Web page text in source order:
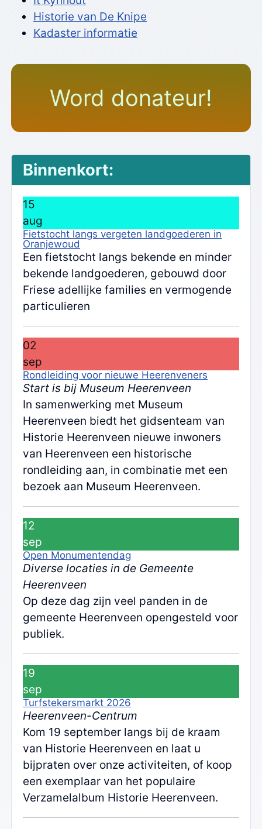
Historie van De Knipe
Kadaster informatie
Word donateur!
Binnenkort:
15
aug
Fietstocht langs vergeten landgoederen in
Oranjewoud
Een fietstocht langs bekende en minder
bekende landgoederen, gebouwd door
Friese adellijke families en vermogende
particulieren
02
sep
Rondleiding voor nieuwe Heerenveners
Start is bij Museum Heerenveen
In samenwerking met Museum
Heerenveen biedt het gidsenteam van
Historie Heerenveen nieuwe inwoners
van Heerenveen een historische
rondleiding aan, in combinatie met een
bezoek aan Museum Heerenveen.
12
sep
Open Monumentendag
Diverse locaties in de Gemeente
Heerenveen
Op deze dag zijn veel panden in de
gemeente Heerenveen opengesteld voor
publiek.
19
sep
Turfstekersmarkt 2026
Heerenveen-Centrum
Kom 19 september langs bij de kraam
van Historie Heerenveen en laat u
bijpraten over onze activiteiten, of koop
een exemplaar van het populaire
Verzamelalbum Historie Heerenveen.